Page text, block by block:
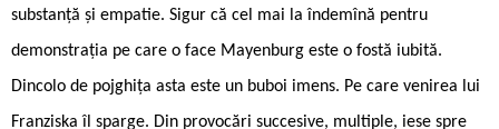
substanță și empatie. Sigur că cel mai la îndemînă pentru
demonstrația pe care o face Mayenburg este o fostă iubită.
Dincolo de pojghița asta este un buboi imens. Pe care venirea lui
Franziska îl sparge. Din provocări succesive, multiple, iese spre